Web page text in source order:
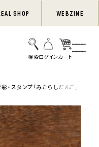
SHOP WEBZINE
・スタンプ「みたらしだんご」